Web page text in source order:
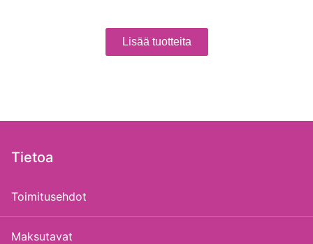
Lisää tuotteita
Tietoa
Toimitusehdot
Maksutavat